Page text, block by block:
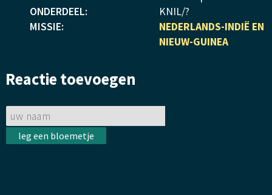
ONDERDEEL:
KNIL/?
MISSIE:
NEDERLANDS-INDIË EN
NIEUW-GUINEA
Reactie toevoegen